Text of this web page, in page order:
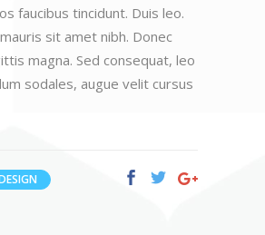
faucibus tincidunt. Duis leo.
sit amet nibh. Donec
magna. Sed consequat, leo
sodales, augue velit cursus